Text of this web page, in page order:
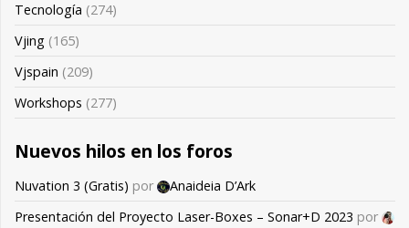
Tecnología (274)
Vjing (165)
Vjspain (209)
Workshops (277)
Nuevos hilos en los foros
Nuvation 3 (Gratis) por
Anaideia D’Ark
Presentación del Proyecto Laser-Boxes – Sonar+D 2023 por